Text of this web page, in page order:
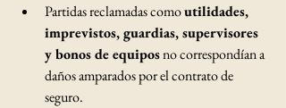
Partidas reclamadas como utilidades,
imprevistos, guardias, supervisores
y bonos de equipos no correspondían a
daños amparados por el contrato de
seguro.